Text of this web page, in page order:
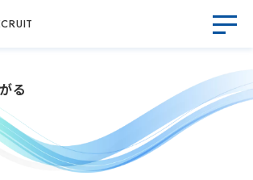
る